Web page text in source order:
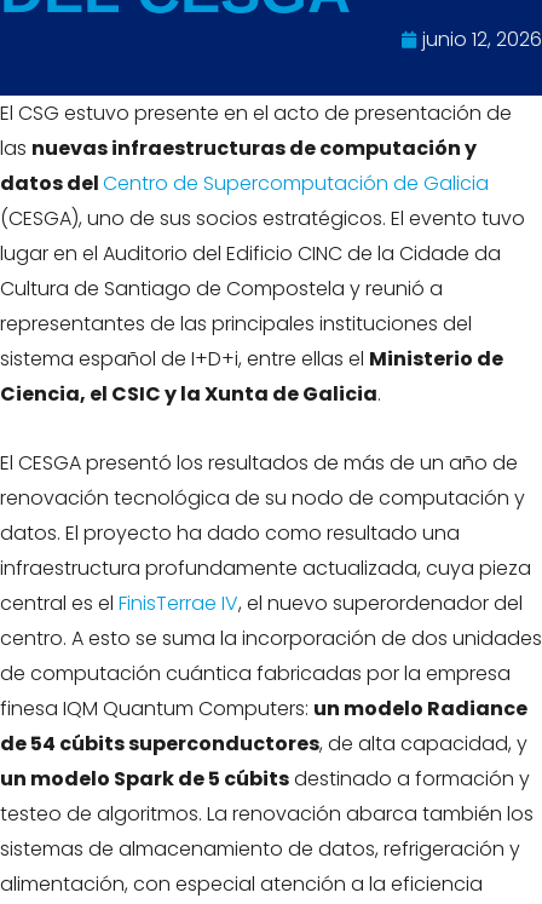
junio 12, 2026
El CSG estuvo presente en el acto de presentación de
las nuevas infraestructuras de computación y
datos delCentro de Supercomputación de Galicia
(CESGA), uno de sus socios estratégicos. El evento tuvo
lugar en el Auditorio del Edificio CINC de la Cidade da
Cultura de Santiago de Compostela y reunió a
representantes de las principales instituciones del
sistema español de I+D+i, entre ellas el Ministerio de
Ciencia, el CSIC y la Xunta de Galicia.
El CESGA presentó los resultados de más de un año de
renovación tecnológica de su nodo de computación y
datos. El proyecto ha dado como resultado una
infraestructura profundamente actualizada, cuya pieza
central es el FinisTerrae IV, el nuevo superordenador del
centro. A esto se suma la incorporación de dos unidades
de computación cuántica fabricadas por la empresa
finesa IQM Quantum Computers: un modelo Radiance
de 54 cúbits superconductores, de alta capacidad, y
un modelo Spark de 5 cúbitsdestinado a formación y
testeo de algoritmos. La renovación abarca también los
sistemas de almacenamiento de datos, refrigeración y
alimentación, con especial atención a la eficiencia